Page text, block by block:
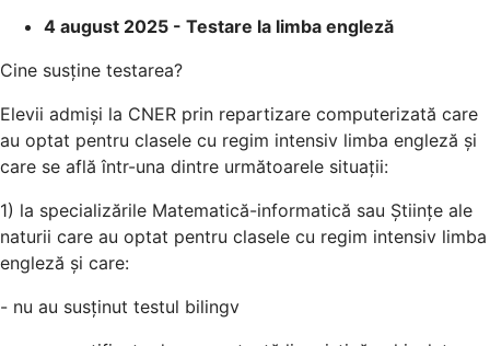
4 august 2025 - Testare la limba engleză
Cine susține testarea?
Elevii admiși la CNER prin repartizare computerizată care
au optat pentru clasele cu regim intensiv limba engleză și
care se află într-una dintre următoarele situații:
1) la specializările Matematică-informatică sau Științe ale
naturii care au optat pentru clasele cu regim intensiv limba
engleză și care:
- nu au susținut testul bilingv